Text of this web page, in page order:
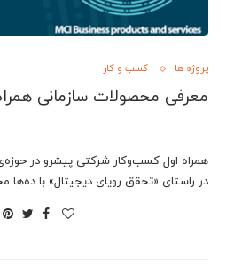
پروژه ها کسب و کار
معرفی محصولات سازمانی
همراه اول کسب‌وکار شرکتی پیشرو در
در راستای «تحقق رویای دیجیتال» با ده‌ها